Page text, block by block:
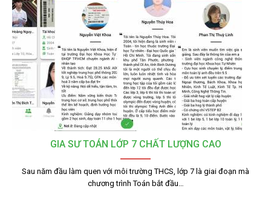
GIA SƯ TOÁN LỚP 7 CHẤT LƯỢNG CAO
Sau năm đầu làm quen với môi trường THCS, lớp 7 là giai đoạn mà
chương trình Toán bắt đầu…